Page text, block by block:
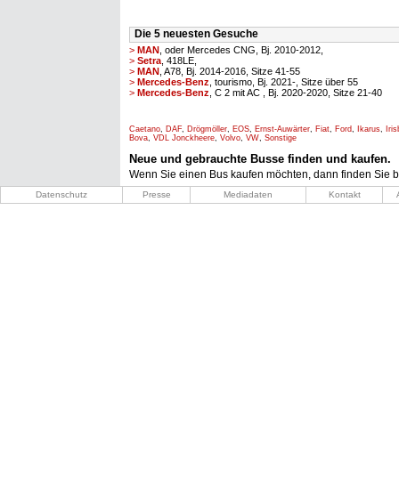
Die 5 neuesten Gesuche
> MAN , oder Mercedes CNG, Bj. 2010-2012,
> Setra , 418LE,
> MAN , A78, Bj. 2014-2016, Sitze 41-55
> Mercedes-Benz , tourismo, Bj. 2021-, Sitze über 55
> Mercedes-Benz , C 2 mit AC , Bj. 2020-2020, Sitze 21-40
Caetano, DAF, Drögmöller, EOS, Ernst-Auwärter, Fiat, Ford, Ikarus,
Bova, VDL Jonckheere, Volvo, VW, Sonstige
Neue und gebrauchte Busse finden und kaufen.
Wenn Sie einen Bus kaufen möchten, dann finden Sie
Datenschutz Presse Mediadaten Kontakt